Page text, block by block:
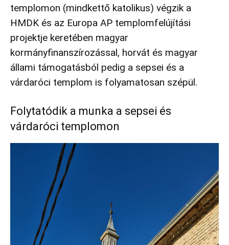
templomon (mindkettő katolikus) végzik a
HMDK és az Europa AP templomfelújítási
projektje keretében magyar
kormányfinanszírozással, horvát és magyar
állami támogatásból pedig a sepsei és a
várdaróci templom is folyamatosan szépül.
Folytatódik a munka a sepsei és
várdaróci templomon